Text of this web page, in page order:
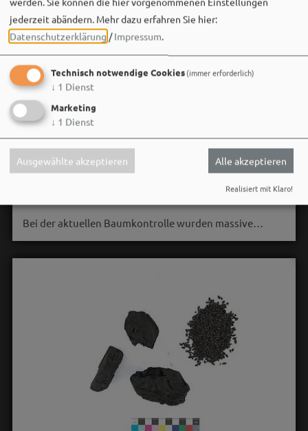
Stadt Weißenburg i.Bay.
06. August um 16:08 via Facebook
🌳 **Verkehrssicherungsmaßnahme am Seeweiher**
Die alte Weide am Seeweiher muss aus Gründen der
Bei der aktuellen Baumkontrolle wurden massive…
jederzeit abändern. Mehr dazu erfahren Sie hier:
Datenschutzerklärung /Impressum.
Technisch notwendige Cookies(immer erforderlich)
↓ 1 Dienst
Marketing
↓ 1 Dienst
Ausgewählte akzeptieren Alle akzeptieren
Realisiert mit Klaro!